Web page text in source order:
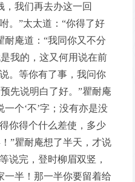
，我们再去办这一回
。”太太道：“你得了好
耐庵道：“我同你又不分
我的，这又何用说在前
。等你有了事，我问你
先说明白了好。”瞿耐庵
个‘不’字；没有亦是没
你得个什么差使，多少
”瞿耐庵想了半天，才说
说完，登时柳眉双竖，
一半！那一半你要留着给